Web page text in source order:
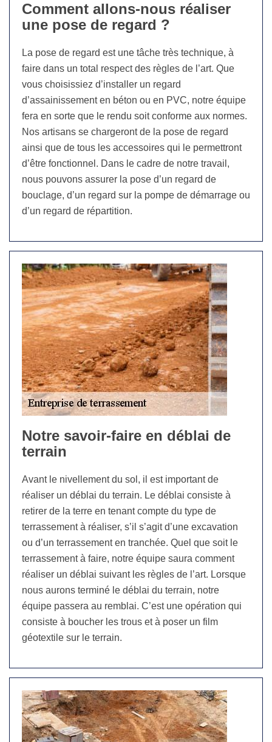
Comment allons-nous réaliser
une pose de regard ?
La pose de regard est une tâche très technique, à
faire dans un total respect des règles de l’art. Que
vous choisissiez d’installer un regard
d’assainissement en béton ou en PVC, notre équipe
fera en sorte que le rendu soit conforme aux normes.
Nos artisans se chargeront de la pose de regard
ainsi que de tous les accessoires qui le permettront
d’être fonctionnel. Dans le cadre de notre travail,
nous pouvons assurer la pose d’un regard de
bouclage, d’un regard sur la pompe de démarrage ou
d’un regard de répartition.
Notre savoir-faire en déblai de
terrain
Avant le nivellement du sol, il est important de
réaliser un déblai du terrain. Le déblai consiste à
retirer de la terre en tenant compte du type de
terrassement à réaliser, s’il s’agit d’une excavation
ou d’un terrassement en tranchée. Quel que soit le
terrassement à faire, notre équipe saura comment
réaliser un déblai suivant les règles de l’art. Lorsque
nous aurons terminé le déblai du terrain, notre
équipe passera au remblai. C’est une opération qui
consiste à boucher les trous et à poser un film
géotextile sur le terrain.